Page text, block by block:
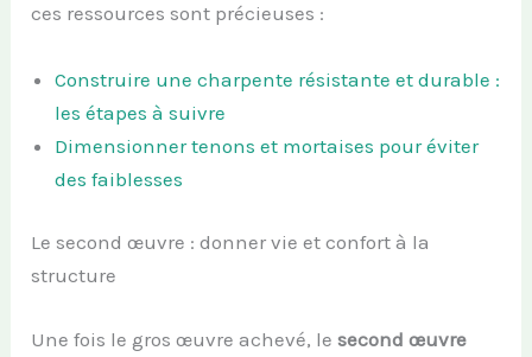
ces ressources sont précieuses :
Construire une charpente résistante et durable :
les étapes à suivre
Dimensionner tenons et mortaises pour éviter
des faiblesses
Le second œuvre : donner vie et confort à la
structure
Une fois le gros œuvre achevé, lesecond œuvre